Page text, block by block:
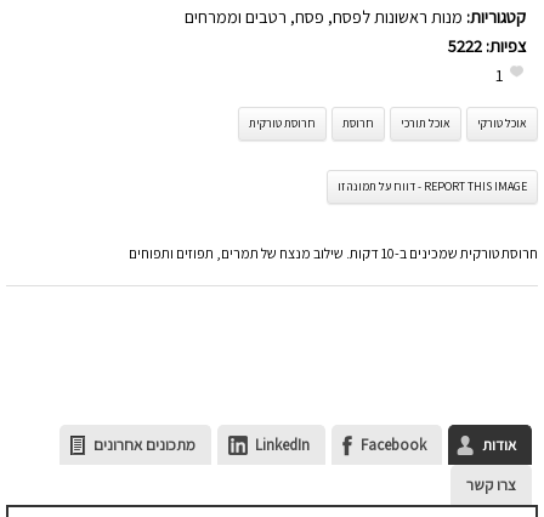
קטגוריות: מנות ראשונות לפסח, פסח, רטבים וממרחים
צפיות: 5222
1
אוכל טורקי אוכל תורכי חרוסת חרוסת טורקית
REPORT THIS IMAGE - דווח על תמונה זו
חרוסת טורקית שמכינים ב-10 דקות. שילוב מנצח של תמרים, תפוזים ותפוחים
אודות Facebook
LinkedIn
מתכונים אחרונים
צרו קשר